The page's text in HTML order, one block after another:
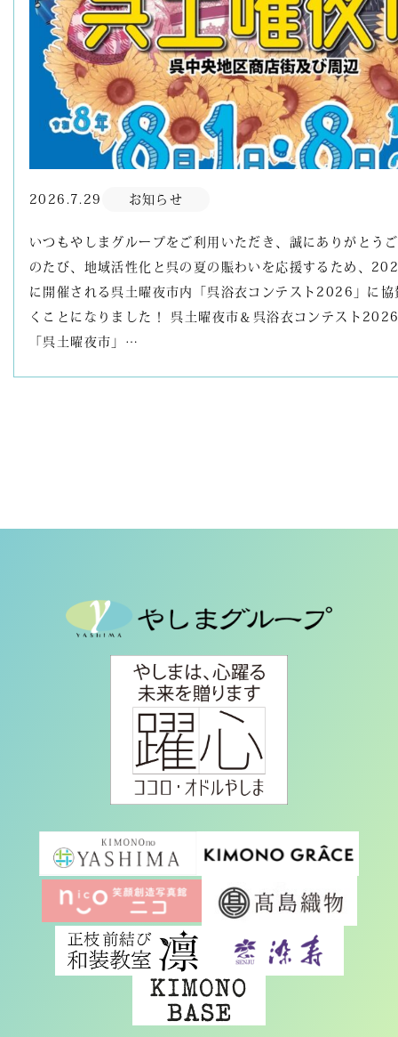
2026.7.29 お知らせ
いつもやしまグループをご利用いただき、誠にありがとう
のたび、地域活性化と呉の夏の賑わいを応援するため、
に開催される呉土曜夜市内「呉浴衣コンテスト2026」に協
くことになりました！ 呉土曜夜市＆呉浴衣コンテスト
「呉土曜夜市」…